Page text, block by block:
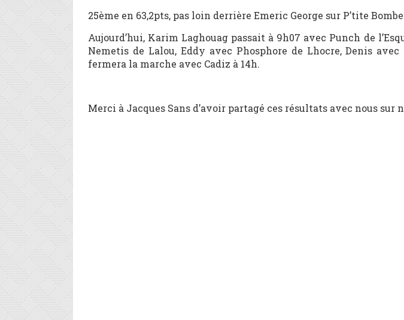
25ème en 63,2pts, pas loin derrière Emeric George sur P’tite
Aujourd’hui, Karim Laghouag passait à 9h07 avec Punch de
Nemetis de Lalou, Eddy avec Phosphore de Lhocre, Denis
fermera la marche avec Cadiz à 14h.
Merci à Jacques Sans d’avoir partagé ces résultats avec nous sur